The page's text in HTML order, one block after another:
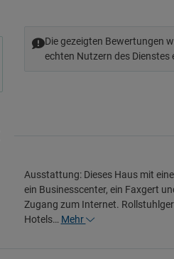
Die gezeigten Bewertungen
echten Nutzern des
Ausstattung: Dieses Haus mit
ein Businesscenter, ein Faxgert
Zugang zum Internet.
Hotels… Mehr